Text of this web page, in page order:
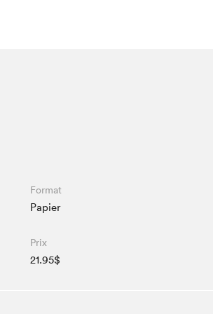
Format
Papier
Prix
21.95$